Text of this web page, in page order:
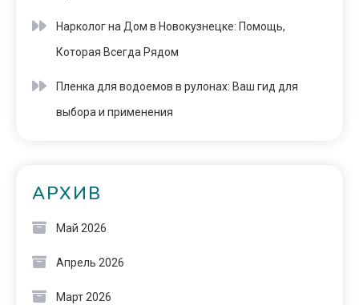
Нарколог на Дом в Новокузнецке: Помощь,
Которая Всегда Рядом
Пленка для водоемов в рулонах: Ваш гид для
выбора и применения
АРХИВ
Май 2026
Апрель 2026
Март 2026